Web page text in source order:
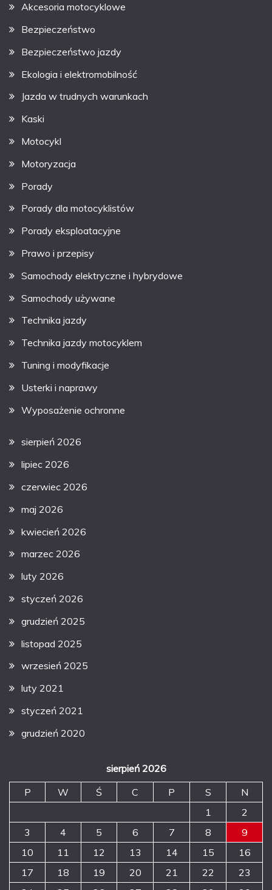
Akcesoria motocyklowe
Bezpieczeństwo
Bezpieczeństwo jazdy
Ekologia i elektromobilność
Jazda w trudnych warunkach
Kaski
Motocykl
Motoryzacja
Porady
Porady dla motocyklistów
Porady eksploatacyjne
Prawo i przepisy
Samochody elektryczne i hybrydowe
Samochody używane
Technika jazdy
Technika jazdy motocyklem
Tuning i modyfikacje
Usterki i naprawy
Wyposażenie ochronne
sierpień 2026
lipiec 2026
czerwiec 2026
maj 2026
kwiecień 2026
marzec 2026
luty 2026
styczeń 2026
grudzień 2025
listopad 2025
wrzesień 2025
luty 2021
styczeń 2021
grudzień 2020
sierpień 2026
P
W Ś C P S
N
1
2
3
4 5 6 7 8
9
10
11 12 13 14 15
16
17
18 19 20 21 22
23